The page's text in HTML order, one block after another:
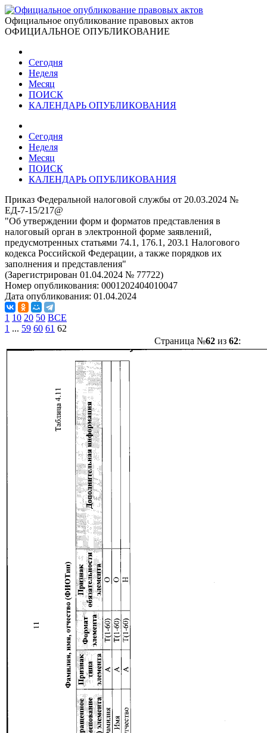
Официальное опубликование правовых актов
ОФИЦИАЛЬНОЕ ОПУБЛИКОВАНИЕ
Сегодня
Неделя
Месяц
ПОИСК
КАЛЕНДАРЬ ОПУБЛИКОВАНИЯ
Сегодня
Неделя
Месяц
ПОИСК
КАЛЕНДАРЬ ОПУБЛИКОВАНИЯ
Приказ Федеральной налоговой службы от 20.03.2024 №
ЕД-7-15/217@
"Об утверждении форм и форматов представления в
налоговый орган в электронной форме заявлений,
предусмотренных статьями 74.1, 176.1, 203.1 Налогового
кодекса Российской Федерации, а также порядков их
заполнения и представления"
(Зарегистрирован 01.04.2024 № 77722)
Номер опубликования: 0001202404010047
Дата опубликования: 01.04.2024
1 10 20 50 ВСЕ
1 ... 59 60 61 62
Страница №62из 62: